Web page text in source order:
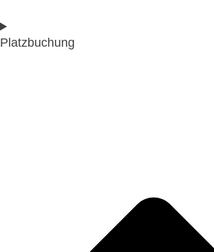
Platzbuchung